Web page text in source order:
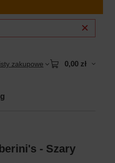
zakupowe 0,00 zł
- Szary